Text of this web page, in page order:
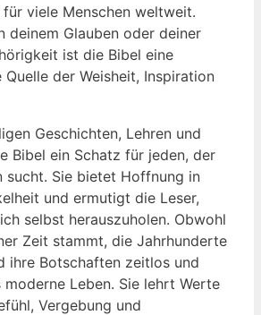
viele‌ Menschen weltweit.⁢
⁢deinem Glauben oder deiner
ist⁣ die Bibel⁤ eine
der Weisheit, Inspiration
Geschichten, Lehren ​und
Bibel ein​ Schatz für jeden, ​der‌
sucht. Sie bietet Hoffnung in
​und​ ermutigt die Leser,
selbst ​herauszuholen. Obwohl
Zeit stammt, ‌die Jahrhunderte
ihre Botschaften zeitlos ​und
⁣Leben. Sie lehrt Werte
Vergebung‍ und